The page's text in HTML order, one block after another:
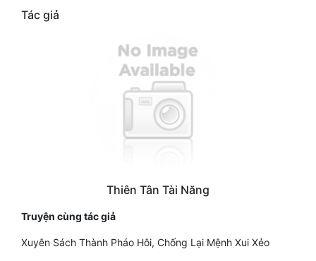
Tác giả
Thiên Tân Tài Năng
Truyện cùng tác giả
Xuyên Sách Thành Pháo Hôi, Chống Lại Mệnh Xui Xẻo